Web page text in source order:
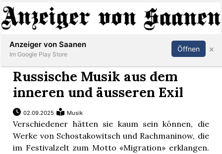
Abonnieren Anmelden
Russische Musik aus dem
inneren und äusseren Exil
02.09.2025 Musik
Verschiedener hätten sie kaum sein können, die
Werke von Schostakowitsch und Rachmaninow, die
im Festivalzelt zum Motto «Migration» erklangen.
Anzeiger von Saanen
Im Google Play Store
Öffnen ×